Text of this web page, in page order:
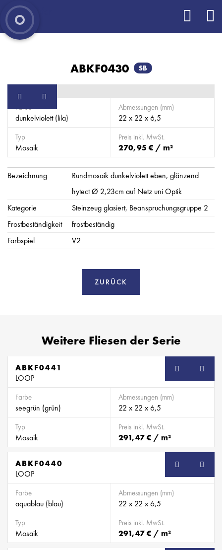
ABKF0430 SB
Farbe
dunkelviolett (lila)
Abmessungen (mm)
22 x 22 x 6,5
Typ
Mosaik
Preis inkl. MwSt.
270,95 € / m²
Bezeichnung
Rundmosaik dunkelviolett eben, glänzend
hytect Ø 2,23cm auf Netz uni Optik
Kategorie
Steinzeug glasiert, Beanspruchungsgruppe 2
Frostbeständigkeit
frostbeständig
Farbspiel
V2
ZURÜCK
Weitere Fliesen der Serie
SB
ABKF0441
LOOP
Farbe
seegrün (grün)
Abmessungen (mm)
22 x 22 x 6,5
Typ
Mosaik
Preis inkl. MwSt.
291,47 € / m²
SB
ABKF0440
LOOP
Farbe
aquablau (blau)
Abmessungen (mm)
22 x 22 x 6,5
Typ
Mosaik
Preis inkl. MwSt.
291,47 € / m²